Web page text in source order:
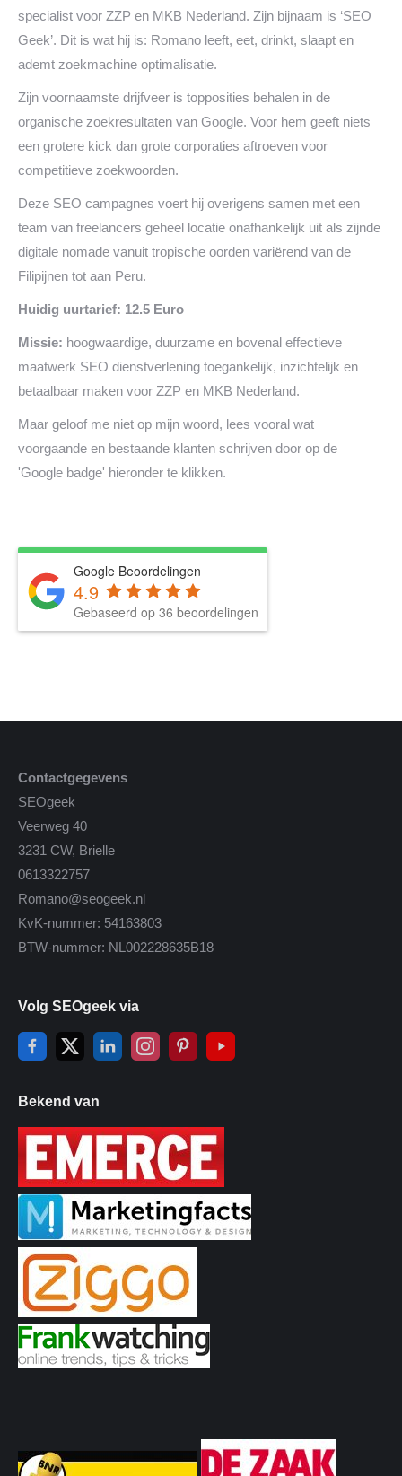
specialist voor ZZP en MKB Nederland. Zijn bijnaam is ‘SEO
Geek’. Dit is wat hij is: Romano leeft, eet, drinkt, slaapt en
ademt zoekmachine optimalisatie.
Zijn voornaamste drijfveer is topposities behalen in de
organische zoekresultaten van Google. Voor hem geeft niets
een grotere kick dan grote corporaties aftroeven voor
competitieve zoekwoorden.
Deze SEO campagnes voert hij overigens samen met een
team van freelancers geheel locatie onafhankelijk uit als zijnde
digitale nomade vanuit tropische oorden variërend van de
Filipijnen tot aan Peru.
Huidig uurtarief: 12.5 Euro
Missie: hoogwaardige, duurzame en bovenal effectieve
maatwerk SEO dienstverlening toegankelijk, inzichtelijk en
betaalbaar maken voor ZZP en MKB Nederland.
Maar geloof me niet op mijn woord, lees vooral wat
voorgaande en bestaande klanten schrijven door op de
'Google badge' hieronder te klikken.
Google Beoordelingen
4.9
Gebaseerd op 36 beoordelingen
Contactgegevens
SEOgeek
Veerweg 40
3231 CW, Brielle
0613322757
Romano@seogeek.nl
KvK-nummer: 54163803
BTW-nummer: NL002228635B18
Volg SEOgeek via
Bekend van